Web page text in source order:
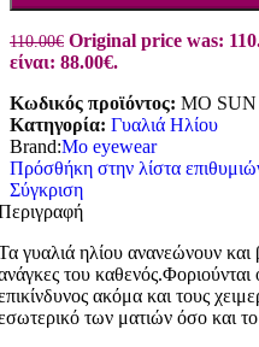
110.00€ Original price was:
είναι: 88.00€.
Κωδικός προϊόντος: MO
Κατηγορία: Γυαλιά Ηλίου
Brand:Mo eyewear
Πρόσθήκη στην λίστα
Σύγκριση
γυαλιά ηλίου ανανεώνουν και
του καθενός.Φοριούνται
ακόμα και τους
των ματιών όσο και